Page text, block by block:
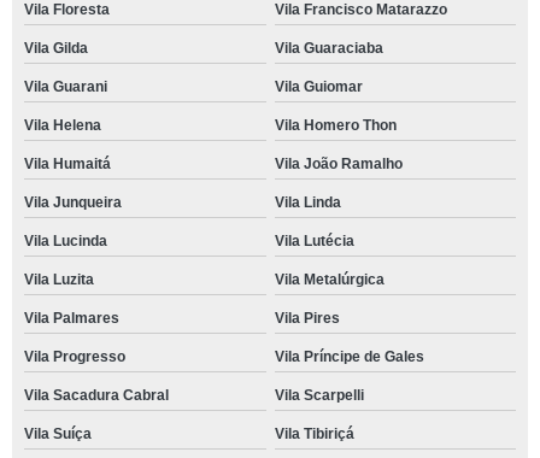
Vila Floresta Vila Francisco Matarazzo
Vila Gilda Vila Guaraciaba
Vila Guarani Vila Guiomar
Vila Helena Vila Homero Thon
Vila Humaitá Vila João Ramalho
Vila Junqueira Vila Linda
Vila Lucinda Vila Lutécia
Vila Luzita Vila Metalúrgica
Vila Palmares Vila Pires
Vila Progresso Vila Príncipe de Gales
Vila Sacadura Cabral Vila Scarpelli
Vila Suíça Vila Tibiriçá